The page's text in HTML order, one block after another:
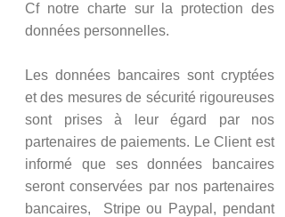
Cf notre charte sur la protection des
données personnelles.
Les données bancaires sont cryptées
et des mesures de sécurité rigoureuses
sont prises à leur égard par nos
partenaires de paiements. Le Client est
informé que ses données bancaires
seront conservées par nos partenaires
bancaires, Stripe ou Paypal, pendant